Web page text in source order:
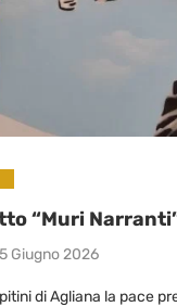
“Muri
Giugno 2026
di Agliana la pace